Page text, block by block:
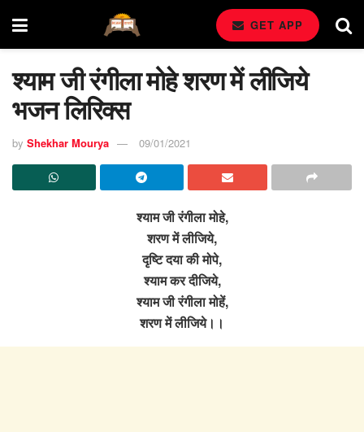
GET APP
श्याम जी रंगीला मोहे शरण में लीजिये
भजन लिरिक्स
by Shekhar Mourya 09/01/2021
श्याम जी रंगीला मोहे,
शरण में लीजिये,
दृष्टि दया की मोपे,
श्याम कर दीजिये,
श्याम जी रंगीला मोहें,
शरण में लीजिये।।